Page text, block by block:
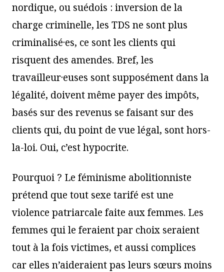
nordique, ou suédois : inversion de la
charge criminelle, les TDS ne sont plus
criminalisé·es, ce sont les clients qui
risquent des amendes. Bref, les
travailleur·euses sont supposément dans la
légalité, doivent même payer des impôts,
basés sur des revenus se faisant sur des
clients qui, du point de vue légal, sont hors-
la-loi. Oui, c’est hypocrite.
Pourquoi ? Le féminisme abolitionniste
prétend que tout sexe tarifé est une
violence patriarcale faite aux femmes. Les
femmes qui le feraient par choix seraient
tout à la fois victimes, et aussi complices
car elles n’aideraient pas leurs sœurs moins